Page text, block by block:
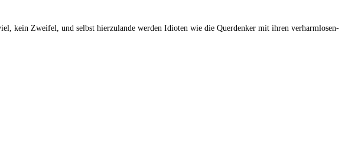
kein Zwei­fel, und selbst hier­zu­lan­de wer­den Idio­ten wie die Quer­den­ker mit ihren ver­harm­lo­sen­